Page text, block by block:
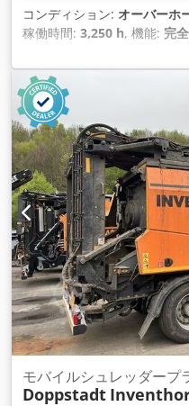
コンディション: オーバーホ
稼働時間: 3,250 h, 機能: 完
,
ロワット (421.48 馬力), 最
モバイルシュレッダープ
Doppstadt